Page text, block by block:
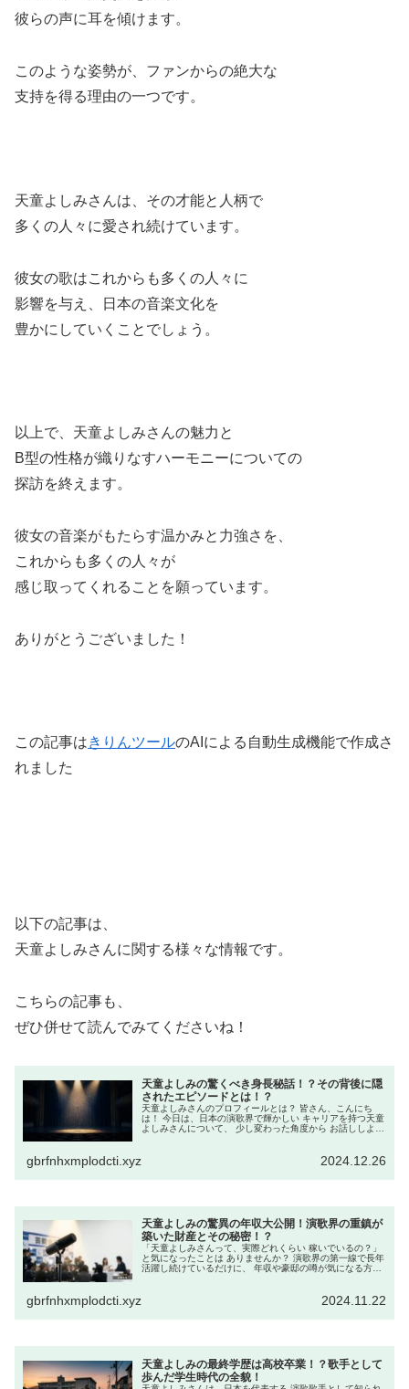
彼らの声に耳を傾けます。
このような姿勢が、ファンからの絶大な
支持を得る理由の一つです。
天童よしみさんは、その才能と人柄で
多くの人々に愛され続けています。
彼女の歌はこれからも多くの人々に
影響を与え、日本の音楽文化を
豊かにしていくことでしょう。
以上で、天童よしみさんの魅力と
B型の性格が織りなすハーモニーについての
探訪を終えます。
彼女の音楽がもたらす温かみと力強さを、
これからも多くの人々が
感じ取ってくれることを願っています。
ありがとうございました！
この記事はきりんツールのAIによる自動生成機能で作成さ
れました
以下の記事は、
天童よしみさんに関する様々な情報です。
こちらの記事も、
ぜひ併せて読んでみてくださいね！
天童よしみの驚くべき身長秘話！？その背後に隠
されたエピソードとは！？
天童よしみさんのプロフィールとは？ 皆さん、こんにち
は！ 今日は、日本の演歌界で輝かしい キャリアを持つ天童
よしみさんについて、 少し変わった角度から お話ししよう
gbrfnhxmplodcti.xyz 2024.12.26
天童よしみの驚異の年収大公開！演歌界の重鎮が
築いた財産とその秘密！？
「天童よしみさんって、実際どれくらい 稼いでいるの？」
と気になったことは ありませんか？ 演歌界の第一線で長年
活躍し続けているだけに、 年収や豪邸の噂が気になる方も
gbrfnhxmplodcti.xyz 2024.11.22
天童よしみの最終学歴は高校卒業！？歌手として
歩んだ学生時代の全貌！